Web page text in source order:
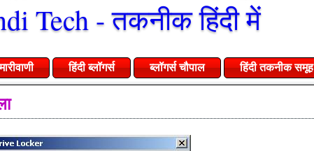
Tech - तकनीक हिंदी में
हिंदी ब्लॉगर्स ब्लॉगर्स चौपाल हिंदी तकनीक समूह